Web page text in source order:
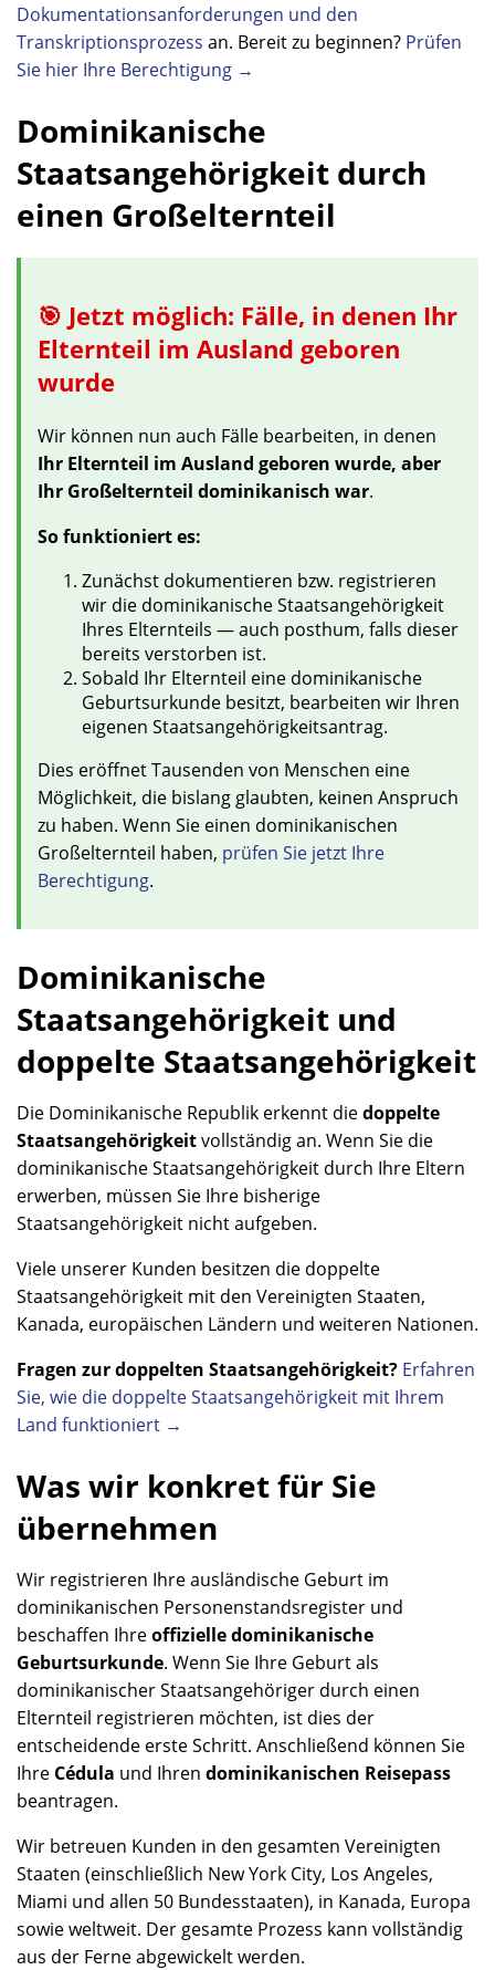
Dokumentationsanforderungen und den
Transkriptionsprozess an. Bereit zu beginnen? Prüfen
Sie hier Ihre Berechtigung →
Dominikanische
Staatsangehörigkeit durch
einen Großelternteil
🎯 Jetzt möglich: Fälle, in denen Ihr
Elternteil im Ausland geboren
wurde
Wir können nun auch Fälle bearbeiten, in denen
Ihr Elternteil im Ausland geboren wurde, aber
Ihr Großelternteil dominikanisch war.
So funktioniert es:
Zunächst dokumentieren bzw. registrieren
wir die dominikanische Staatsangehörigkeit
Ihres Elternteils — auch posthum, falls dieser
bereits verstorben ist.
Sobald Ihr Elternteil eine dominikanische
Geburtsurkunde besitzt, bearbeiten wir Ihren
eigenen Staatsangehörigkeitsantrag.
Dies eröffnet Tausenden von Menschen eine
Möglichkeit, die bislang glaubten, keinen Anspruch
zu haben. Wenn Sie einen dominikanischen
Großelternteil haben, prüfen Sie jetzt Ihre
Berechtigung.
Dominikanische
Staatsangehörigkeit und
doppelte Staatsangehörigkeit
Die Dominikanische Republik erkennt diedoppelte
Staatsangehörigkeitvollständig an. Wenn Sie die
dominikanische Staatsangehörigkeit durch Ihre Eltern
erwerben, müssen Sie Ihre bisherige
Staatsangehörigkeit nicht aufgeben.
Viele unserer Kunden besitzen die doppelte
Staatsangehörigkeit mit den Vereinigten Staaten,
Kanada, europäischen Ländern und weiteren Nationen.
Fragen zur doppelten Staatsangehörigkeit? Erfahren
Sie, wie die doppelte Staatsangehörigkeit mit Ihrem
Land funktioniert →
Was wir konkret für Sie
übernehmen
Wir registrieren Ihre ausländische Geburt im
dominikanischen Personenstandsregister und
beschaffen Ihreoffizielle dominikanische
Geburtsurkunde. Wenn Sie Ihre Geburt als
dominikanischer Staatsangehöriger durch einen
Elternteil registrieren möchten, ist dies der
entscheidende erste Schritt. Anschließend können Sie
Ihre Cédula und Ihren dominikanischen Reisepass
beantragen.
Wir betreuen Kunden in den gesamten Vereinigten
Staaten (einschließlich New York City, Los Angeles,
Miami und allen 50 Bundesstaaten), in Kanada, Europa
sowie weltweit. Der gesamte Prozess kann vollständig
aus der Ferne abgewickelt werden.